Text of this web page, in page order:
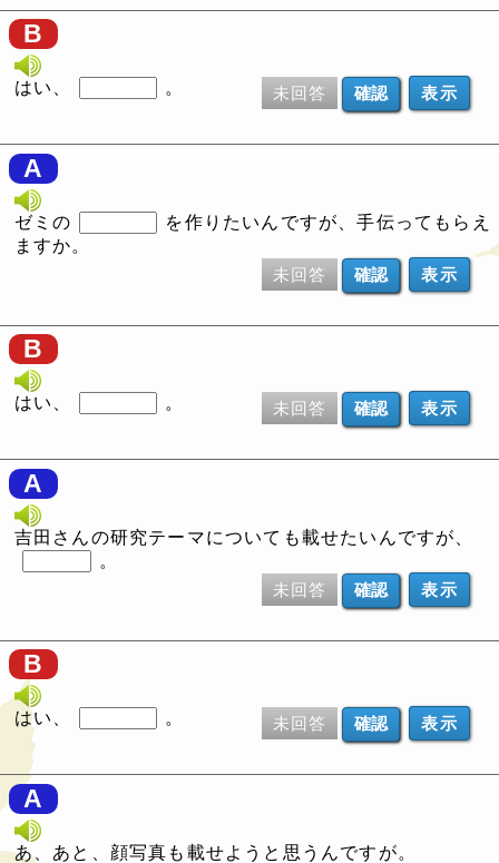
B
はい、 。 未回答 表示
A
ゼミの
を作りたいんですが、手伝ってもらえ
ますか。
未回答
表示
B
はい、 。 未回答 表示
A
吉田さんの研究テーマについても載せたいんですが、
。
未回答
表示
B
はい、 。 未回答 表示
A
あ、あと、顔写真も載せようと思うんですが。